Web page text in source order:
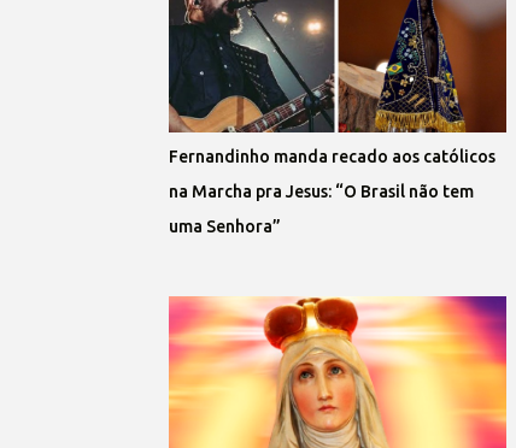
Fernandinho manda recado aos católicos
na Marcha pra Jesus: “O Brasil não tem
uma Senhora”